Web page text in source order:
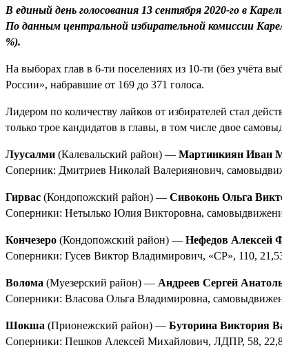
В единый день голосования 13 сентября 2020-го в
По данным центральной избирательной комиссии
%).
На выборах глав в 6-ти поселениях из 10-ти (без учёта
России», набравшие от 169 до 371 голоса.
Лидером по количеству лайков от избирателей стал
только трое кандидатов в главы, в том числе двое
Луусалми (Калевальский район) — Мартинкиян Иван
Соперник: Дмитриев Николай Валериянович,
Гирвас (Кондопожский район) — Сивоконь Ольга
Соперники: Нетылько Юлия Викторовна,
Кончезеро (Кондопожский район) — Нефедов Алексей
Соперники: Гусев Виктор Владимирович, «СР», 110,
Волома (Муезерский район) — Андреев Сергей
Соперники: Власова Ольга Владимировна,
Шокша (Прионежский район) — Буторина Виктория
Соперники: Пешков Алексей Михайлович, ЛДПР, 58,